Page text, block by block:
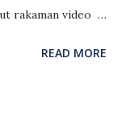
rakaman video
elektrik bagi
READ MORE